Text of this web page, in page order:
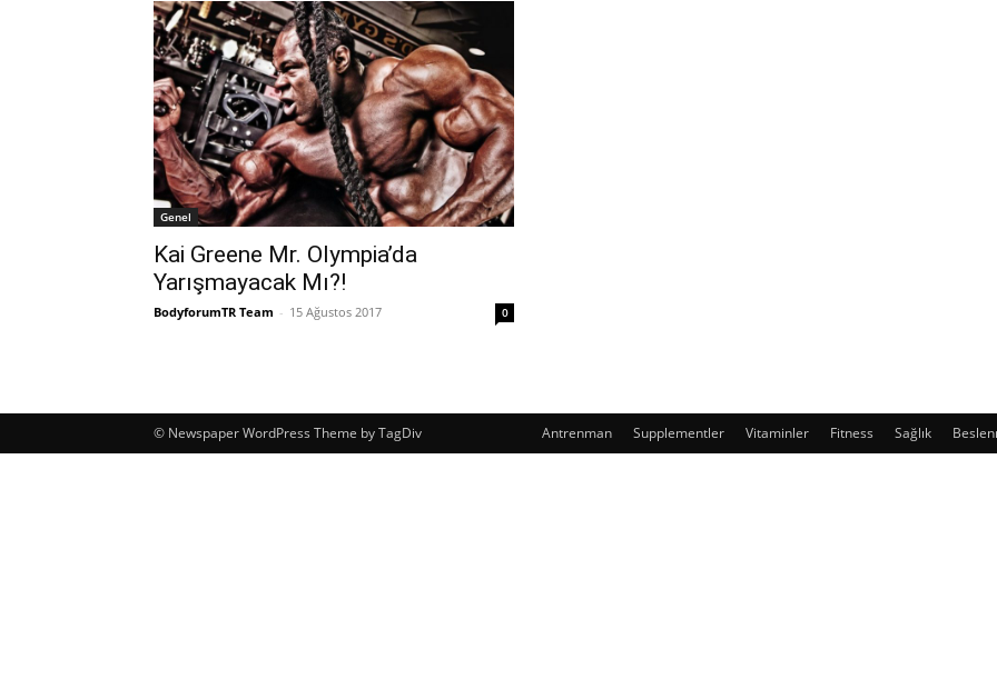
Genel
Kai Greene Mr. Olympia’da
Yarışmayacak Mı?!
BodyforumTR Team - 15 Ağustos 2017 0
Antrenman Supplementler Vitaminler Fitness Sağlık
© Newspaper WordPress Theme by TagDiv